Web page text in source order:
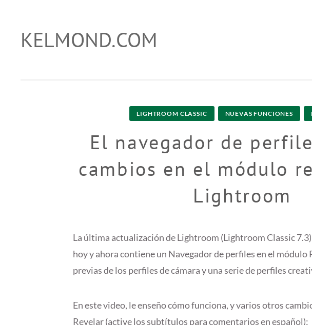
contentKELMOND.COM
trucos para photoshop y lightroom
LIGHTROOM CLASSIC NUEVAS FUNCIONES
El navegador de
cambios en el módulo
Lightroom
La última actualización de Lightroom (Lightroom Classic
hoy y ahora contiene un Navegador de perfiles en el módulo
previas de los perfiles de cámara y una serie deperfiles
En este video, le enseño cómo funciona, y varios otros
Revelar (active los subtítulos para comentarios en español):